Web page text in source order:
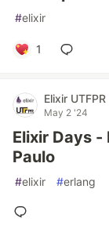
#elixir
1
Elixir
May 2 '24
Elixir Days -
Paulo
#elixir #erlang